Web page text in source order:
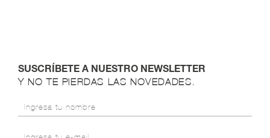
SUSCRÍBETE A NUESTRO NEWSLETTER
Y NO TE PIERDAS LAS NOVEDADES.